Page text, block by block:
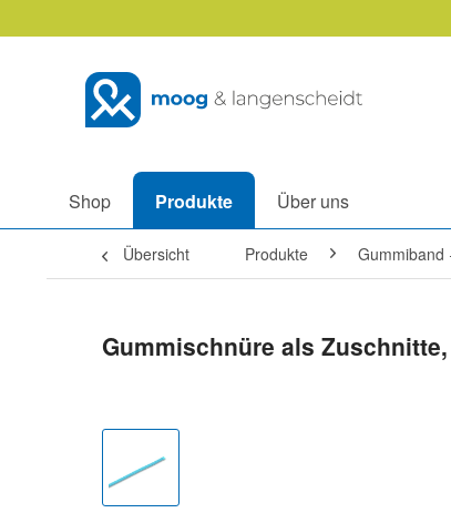
Shop Produkte Über uns
Übersicht Produkte Gummiband
Gummischnüre als